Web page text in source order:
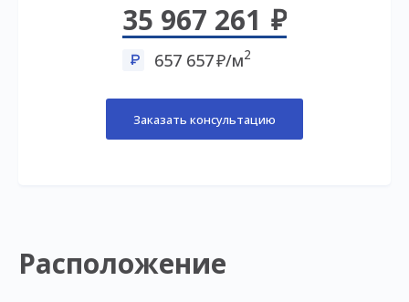
35 967 261
657 657 /м2
Заказать консультацию
Расположение